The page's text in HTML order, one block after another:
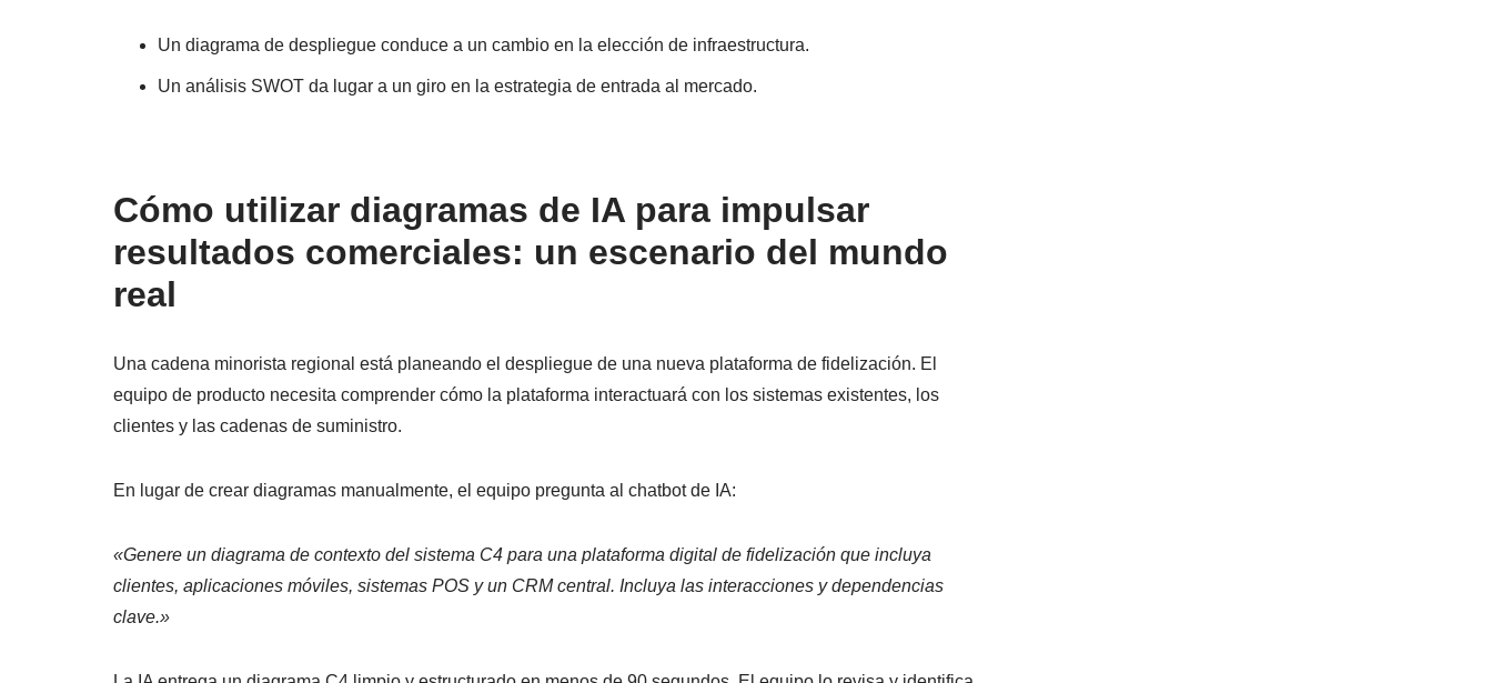
Un diagrama de despliegue conduce a un cambio en la elección de infraestructura.
Un análisis SWOT da lugar a un giro en la estrategia de entrada al mercado.
Cómo utilizar diagramas de IA para impulsar
resultados comerciales: un escenario del mundo
real
Una cadena minorista regional está planeando el despliegue de una nueva plataforma de fidelización. El
equipo de producto necesita comprender cómo la plataforma interactuará con los sistemas existentes, los
clientes y las cadenas de suministro.
En lugar de crear diagramas manualmente, el equipo pregunta al chatbot de IA:
«Genere un diagrama de contexto del sistema C4 para una plataforma digital de fidelización que incluya
clientes, aplicaciones móviles, sistemas POS y un CRM central. Incluya las interacciones y dependencias
clave.»